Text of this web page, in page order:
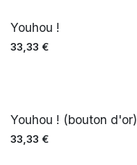
Youhou !
33,33 €
Youhou ! (bouton d'or)
33,33 €